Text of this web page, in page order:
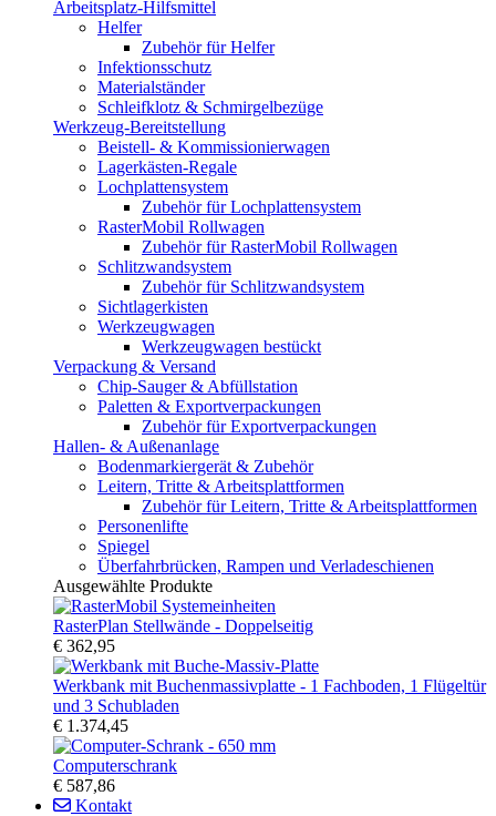
Arbeitsplatz-Hilfsmittel
Helfer
Zubehör für Helfer
Infektionsschutz
Materialständer
Schleifklotz & Schmirgelbezüge
Werkzeug-Bereitstellung
Beistell- & Kommissionierwagen
Lagerkästen-Regale
Lochplattensystem
Zubehör für Lochplattensystem
RasterMobil Rollwagen
Zubehör für RasterMobil Rollwagen
Schlitzwandsystem
Zubehör für Schlitzwandsystem
Sichtlagerkisten
Werkzeugwagen
Werkzeugwagen bestückt
Verpackung & Versand
Chip-Sauger & Abfüllstation
Paletten & Exportverpackungen
Zubehör für Exportverpackungen
Hallen- & Außenanlage
Bodenmarkiergerät & Zubehör
Leitern, Tritte & Arbeitsplattformen
Zubehör für Leitern, Tritte & Arbeitsplattformen
Personenlifte
Spiegel
Überfahrbrücken, Rampen und Verladeschienen
Ausgewählte Produkte
RasterPlan Stellwände - Doppelseitig
€ 362,95
Werkbank mit Buchenmassivplatte - 1 Fachboden, 1 Flügeltür
und 3 Schubladen
€ 1.374,45
Computerschrank
€ 587,86
Kontakt